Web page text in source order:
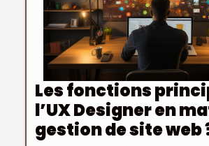
Les fonctions
l’UX Designer en
gestion de site web